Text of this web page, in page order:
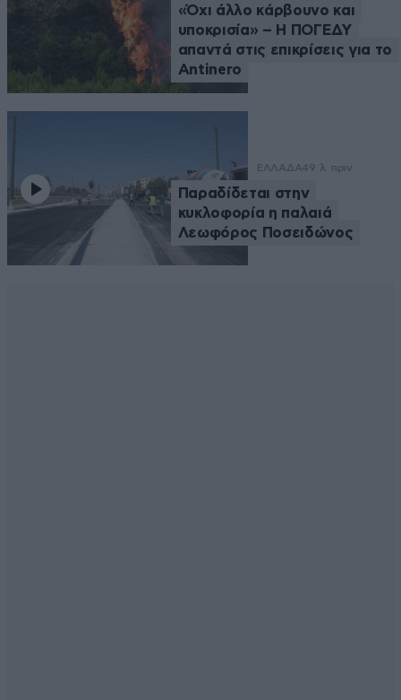
«Όχι άλλο κάρβουνο και
υποκρισία» – Η ΠΟΓΕΔΥ
απαντά στις επικρίσεις για το
Antinero
ΕΛΛΑΔΑ49 λ. πριν
Παραδίδεται στην
κυκλοφορία η παλαιά
Λεωφόρος Ποσειδώνος